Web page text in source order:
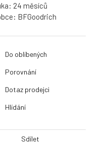
24 měsíců
BFGoodrich
Do oblíbených
Porovnání
Dotaz prodejci
Hlídání
Sdílet